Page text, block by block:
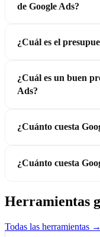
de Google Ads?
¿Cuál es el
¿Cuál es un buen
Ads?
¿Cuánto cuesta
¿Cuánto cuesta
Herramientas
Todas las herramientas →